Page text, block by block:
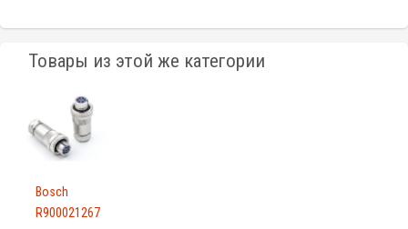
Товары из этой же категории
Bosch
R900021267